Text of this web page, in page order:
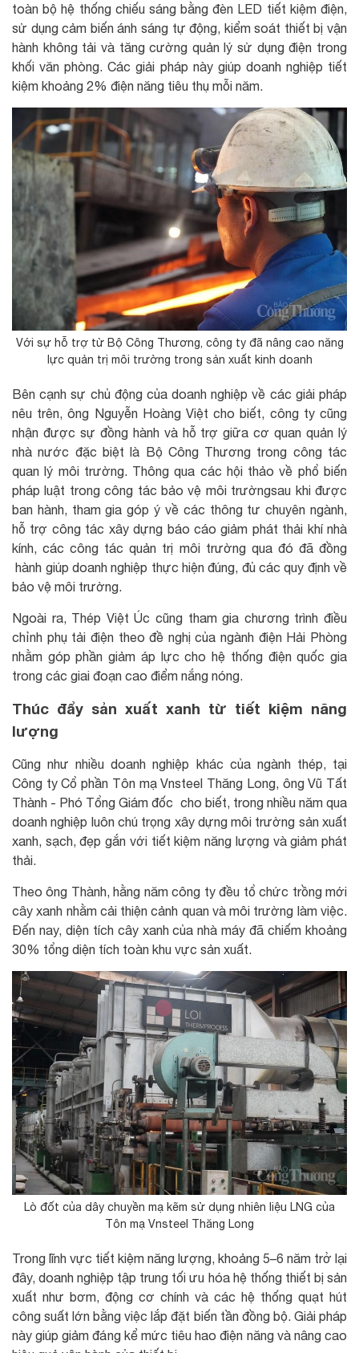
toàn bộ hệ thống chiếu sáng bằng đèn LED tiết kiệm điện,
sử dụng cảm biến ánh sáng tự động, kiểm soát thiết bị vận
hành không tải và tăng cường quản lý sử dụng điện trong
khối văn phòng. Các giải pháp này giúp doanh nghiệp tiết
kiệm khoảng 2% điện năng tiêu thụ mỗi năm.
Với sự hỗ trợ từ Bộ Công Thương, công ty đã nâng cao năng
lực quản trị môi trường trong sản xuất kinh doanh
Bên cạnh sự chủ động của doanh nghiệp về các giải pháp
nêu trên, ông Nguyễn Hoàng Việt cho biết, công ty cũng
nhận được sự đồng hành và hỗ trợ giữa cơ quan quản lý
nhà nước đặc biệt là Bộ Công Thương trong công tác
quan lý môi trường. Thông qua các hội thảo về phổ biến
pháp luật trong công tác bảo vệ môi trườngsau khi được
ban hành, tham gia góp ý về các thông tư chuyên ngành,
hỗ trợ công tác xây dựng báo cáo giảm phát thải khí nhà
kính, các công tác quản trị môi trường qua đó đã đồng
hành giúp doanh nghiệp thực hiện đúng, đủ các quy định về
bảo vệ môi trường.
Ngoài ra, Thép Việt Úc cũng tham gia chương trình điều
chỉnh phụ tải điện theo đề nghị của ngành điện Hải Phòng
nhằm góp phần giảm áp lực cho hệ thống điện quốc gia
trong các giai đoạn cao điểm nắng nóng.
Thúc đẩy sản xuất xanh từ tiết kiệm năng
lượng
Cũng như nhiều doanh nghiệp khác của ngành thép, tại
Công ty Cổ phần Tôn mạ Vnsteel Thăng Long, ông Vũ Tất
Thành - Phó Tổng Giám đốc cho biết, trong nhiều năm qua
doanh nghiệp luôn chú trọng xây dựng môi trường sản xuất
xanh, sạch, đẹp gắn với tiết kiệm năng lượng và giảm phát
thải.
Theo ông Thành, hằng năm công ty đều tổ chức trồng mới
cây xanh nhằm cải thiện cảnh quan và môi trường làm việc.
Đến nay, diện tích cây xanh của nhà máy đã chiếm khoảng
30% tổng diện tích toàn khu vực sản xuất.
Lò đốt của dây chuyền mạ kẽm sử dụng nhiên liệu LNG của
Tôn mạ Vnsteel Thăng Long
Trong lĩnh vực tiết kiệm năng lượng, khoảng 5–6 năm trở lại
đây, doanh nghiệp tập trung tối ưu hóa hệ thống thiết bị sản
xuất như bơm, động cơ chính và các hệ thống quạt hút
công suất lớn bằng việc lắp đặt biến tần đồng bộ. Giải pháp
này giúp giảm đáng kể mức tiêu hao điện năng và nâng cao